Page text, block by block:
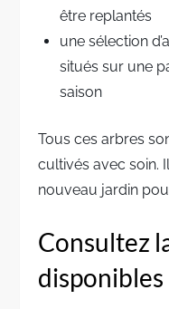
être replantés
une sélection
situés sur une
saison
Tous ces arbres
cultivés avec soin.
nouveau jardin
Consultez
disponibles